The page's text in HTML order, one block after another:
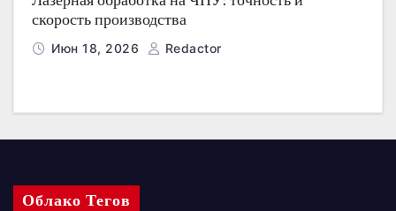
скорость производства
Июн 18, 2026 Redactor
Облако Тегов